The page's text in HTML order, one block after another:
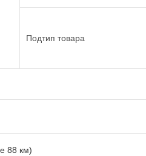
Подтип товара
88 км)